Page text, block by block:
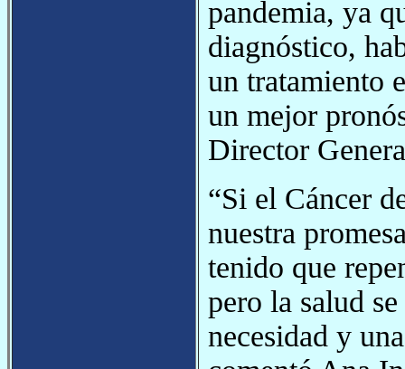
pandemia, ya
diagnóstico,
un tratamiento
un mejor
Director
“Si el Cáncer
nuestra
tenido que
pero la salud
necesidad y